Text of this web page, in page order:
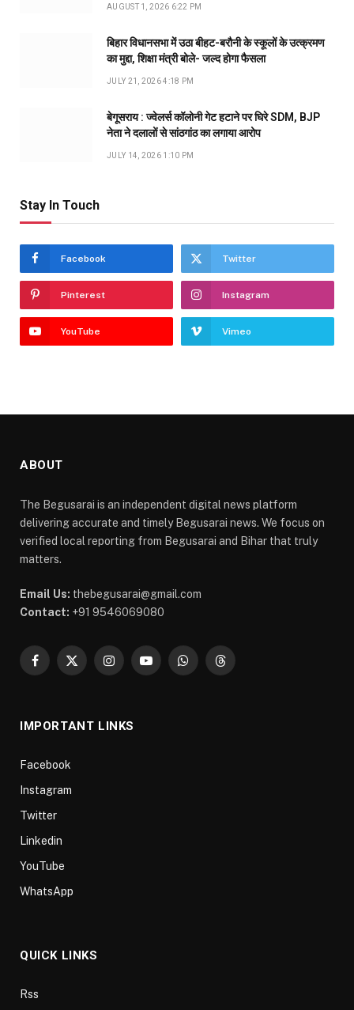
AUGUST 1, 2026 6:22 PM
बिहार विधानसभा में उठा बीहट-बरौनी के स्कूलों के उत्क्रमण
का मुद्दा, शिक्षा मंत्री बोले- जल्द होगा फैसला
JULY 21, 2026 4:18 PM
बेगूसराय : ज्वेलर्स कॉलोनी गेट हटाने पर घिरे SDM, BJP
नेता ने दलालों से सांठगांठ का लगाया आरोप
JULY 14, 2026 1:10 PM
Stay In Touch
Facebook Twitter
Pinterest Instagram
YouTube Vimeo
ABOUT
The Begusarai is an independent digital news platform
delivering accurate and timely Begusarai news. We focus on
verified local reporting from Begusarai and Bihar that truly
matters.
Email Us: thebegusarai@gmail.com
Contact: +91 9546069080
Facebook
X
InstagramYouTubeWhatsAppThreads
IMPORTANT LINKS
Facebook
Instagram
Twitter
Linkedin
YouTube
WhatsApp
QUICK LINKS
Rss